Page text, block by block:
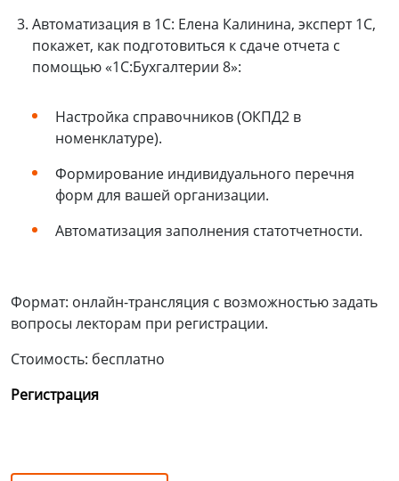
Автоматизация в 1С: Елена Калинина, эксперт 1С,
покажет, как подготовиться к сдаче отчета с
помощью «1С:Бухгалтерии 8»:
Настройка справочников (ОКПД2 в
номенклатуре).
Формирование индивидуального перечня
форм для вашей организации.
Автоматизация заполнения статотчетности.
Формат: онлайн-трансляция с возможностью задать
вопросы лекторам при регистрации.
Стоимость: бесплатно
Регистрация